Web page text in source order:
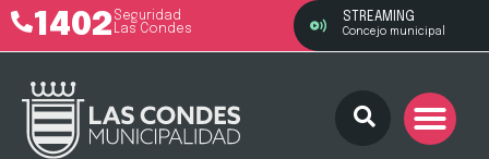
1402 Seguridad
Las Condes
STREAMING
Concejo municipal